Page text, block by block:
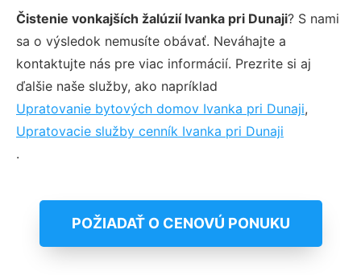
Čistenie vonkajších žalúzií Ivanka pri Dunaji? S nami
sa o výsledok nemusíte obávať. Neváhajte a
kontaktujte nás pre viac informácií. Prezrite si aj
ďalšie naše služby, ako napríklad
Upratovanie bytových domov Ivanka pri Dunaji,
Upratovacie služby cenník Ivanka pri Dunaji
.
POŽIADAŤ O CENOVÚ PONUKU